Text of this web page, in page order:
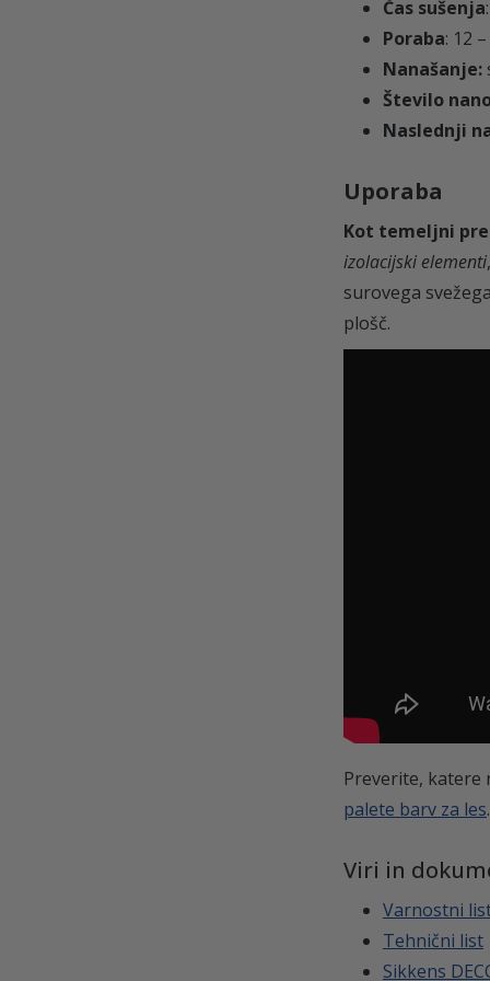
Čas sušenja
Poraba: 12
Nanašanje:
Število
Naslednji
Uporaba
Kot temeljni
izolacijski elementi,
surovega
plošč.
Preverite, katere
palete barv za les.
Viri in
Varnostni
Tehnični list
Sikkens